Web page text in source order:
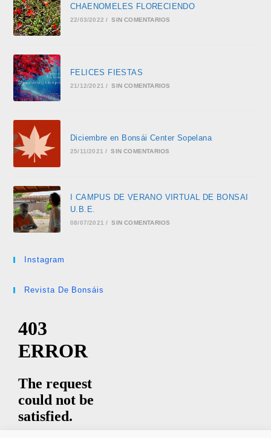
CHAENOMELES FLORECIENDO
22/03/2022 / SIN COMENTARIOS
FELICES FIESTAS
21/12/2021 / SIN COMENTARIOS
Diciembre en Bonsái Center Sopelana
25/11/2021 / SIN COMENTARIOS
I CAMPUS DE VERANO VIRTUAL DE BONSAI
U.B.E.
08/07/2021 / SIN COMENTARIOS
Instagram
Revista De Bonsáis